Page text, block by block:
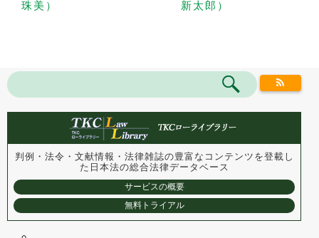
珠美） 新太郎）
判例・法令・文献情報・法律雑誌の豊富なコンテンツを登載し
た 日本法の総合法律データベース
サービスの概要
無料トライアル